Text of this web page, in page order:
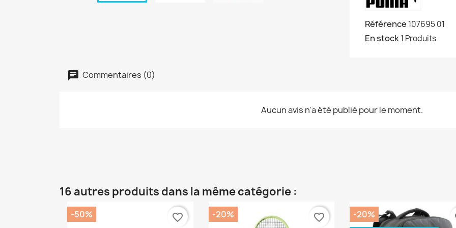
Référence 107695 01
En stock1 Produits
Commentaires (0)
Aucun avis n'a été publié pour le moment.
16 autres produits dans la même catégorie :
-50% favorite_border -20% favorite_border
-20%